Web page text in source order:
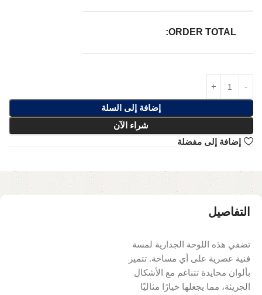
ORDER TOTAL:
إضافة إلى السلة
شراء الآن
إضافة إلى مفضلة
التفاصيل
تضفي هذه اللوحة الجدارية لمسة
فنية عصرية على أي مساحة. تتميز
بألوان محايدة تتناغم مع الأشكال
الجريئة، مما يجعلها خيارًا مثاليًا